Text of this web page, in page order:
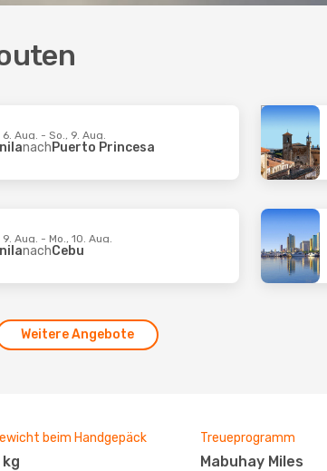
6. Aug. - So., 9. Aug.
nachPuerto Princesa
9. Aug. - Mo., 10. Aug.
nachCebu
Weitere Angebote
beim Handgepäck
7 kg
Treueprogramm
Mabuhay Miles